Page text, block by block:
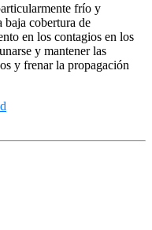
frío y
cobertura de
en los contagios en los
y mantener las
y frenar la propagación